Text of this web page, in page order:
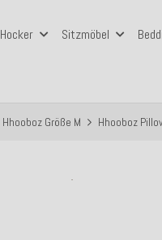
Hocker Sitzmöbel
Hhooboz Größe M Hhooboz